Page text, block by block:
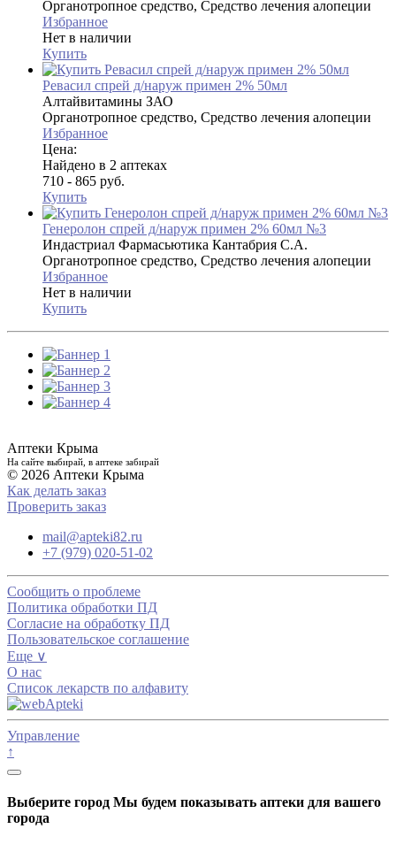
Органотропное средство, Средство лечения алопеции
Избранное
Нет в наличии
Купить
Ревасил спрей д/наруж примен 2% 50мл
Алтайвитамины ЗАО
Органотропное средство, Средство лечения алопеции
Избранное
Цена:
Найдено в 2 аптеках
710 - 865 руб.
Купить
Генеролон спрей д/наруж примен 2% 60мл №3
Индастриал Фармасьютика Кантабрия С.А.
Органотропное средство, Средство лечения алопеции
Избранное
Нет в наличии
Купить
Аптеки Крыма
На сайте выбирай, в аптеке забирай
© 2026 Аптеки Крыма
Как делать заказ
Проверить заказ
mail@apteki82.ru
+7 (979) 020-51-02
Сообщить о проблеме
Политика обработки ПД
Согласие на обработку ПД
Пользовательское соглашение
Еще ∨
О нас
Список лекарств по алфавиту
Управление
↑
Выберите город Мы будем показывать аптеки для вашего
города